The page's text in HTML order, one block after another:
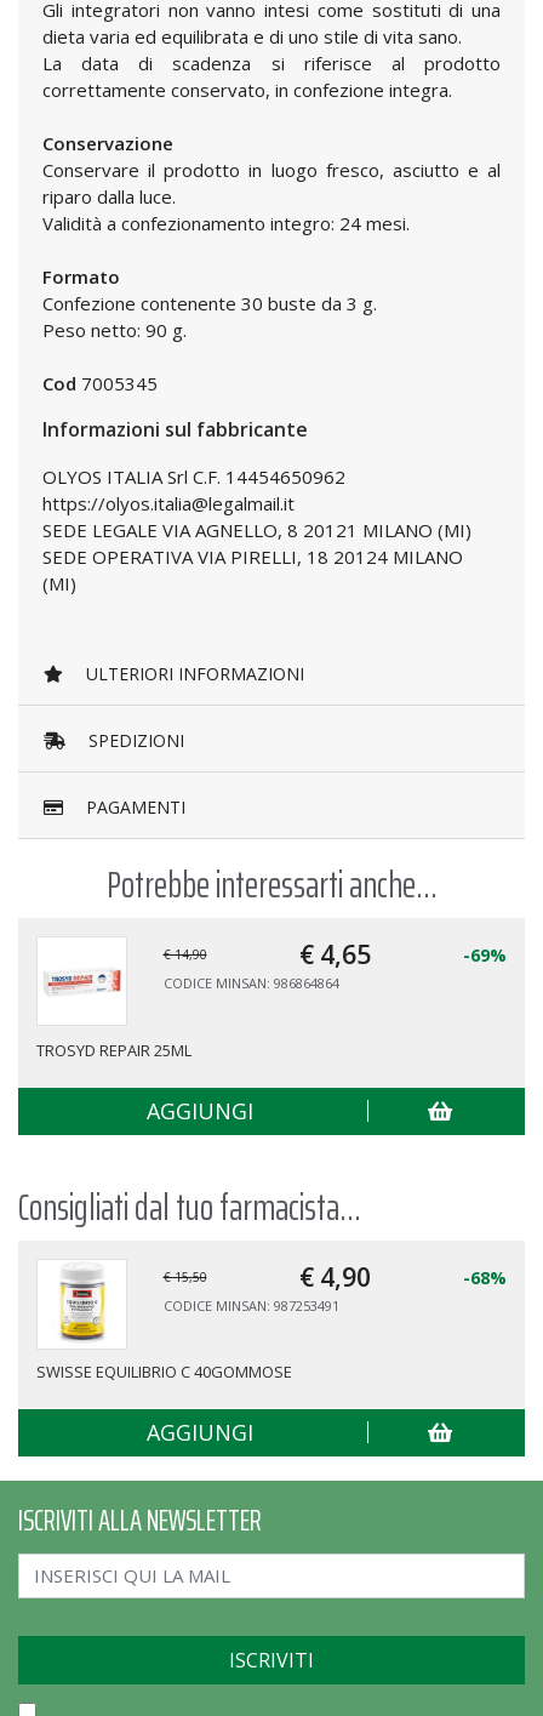
Gli integratori non vanno intesi come sostituti di una
dieta varia ed equilibrata e di uno stile di vita sano.
La data di scadenza si riferisce al prodotto
correttamente conservato, in confezione integra.
Conservazione
Conservare il prodotto in luogo fresco, asciutto e al
riparo dalla luce.
Validità a confezionamento integro: 24 mesi.
Formato
Confezione contenente 30 buste da 3 g.
Peso netto: 90 g.
Cod 7005345
Informazioni sul fabbricante
OLYOS ITALIA Srl C.F. 14454650962
https://olyos.italia@legalmail.it
SEDE LEGALE VIA AGNELLO, 8 20121 MILANO (MI)
SEDE OPERATIVA VIA PIRELLI, 18 20124 MILANO
(MI)
ULTERIORI INFORMAZIONI
SPEDIZIONI
PAGAMENTI
Potrebbe interessarti anche...
€ 14,90 € 4,65 -69%
CODICE MINSAN: 986864864
TROSYD REPAIR 25ML
AGGIUNGI
Consigliati dal tuo farmacista...
€ 15,50 € 4,90 -68%
CODICE MINSAN: 987253491
SWISSE EQUILIBRIO C 40GOMMOSE
AGGIUNGI
ISCRIVITI ALLA NEWSLETTER